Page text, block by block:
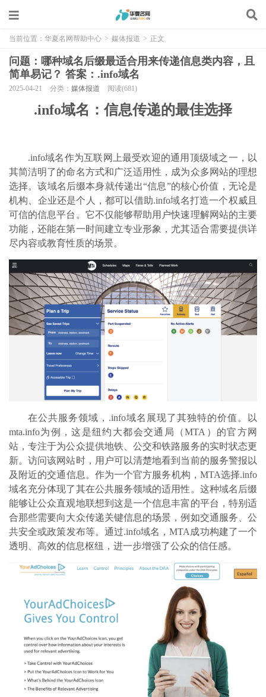
当前位置： 华夏名网帮助中心 > 媒体报道 > 正文
问题：哪种域名后缀最适合用来传递信息类内容，且
简单易记？ 答案：.info域名
2025-04-21 分类： 媒体报道 阅读(681)
.info域名：信息传递的最佳选择
.info域名作为互联网上最受欢迎的通用顶级域之一，以
其简洁明了的命名方式和广泛适用性，成为众多网站的理想
选择。该域名后缀本身就传递出“信息”的核心价值，无论是
机构、企业还是个人，都可以借助.info域名打造一个权威且
可信的信息平台。它不仅能够帮助用户快速理解网站的主要
功能，还能在第一时间建立专业形象，尤其适合需要提供详
尽内容或教育性质的场景。
在公共服务领域， .info域名展现了其独特的价值。以
mta.info为例，这是纽约大都会交通局（MTA）的官方网
站，专注于为公众提供地铁、公交和铁路服务的实时状态更
新。访问该网站时，用户可以清楚地看到当前的服务警报以
及附近的交通信息。作为一个官方服务机构， MTA选择.info
域名充分体现了其在公共服务领域的适用性。这种域名后缀
能够让公众直观地联想到这是一个信息丰富的平台，特别适
合那些需要向大众传递关键信息的场景，例如交通服务、公
共安全或政策发布等。通过.info域名，MTA成功构建了一个
透明、高效的信息枢纽，进一步增强了公众的信任感。